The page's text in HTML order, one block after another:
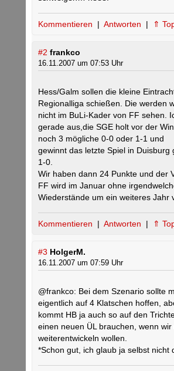
Kommentieren | Antworten | ⇑
#2 frankco
16.11.2007 um 07:53 Uhr
Hess/Galm sollen die kleine
Regionalliga schießen. Die werden
nicht im BuLi-Kader von FF sehen.
gerade aus,die SGE holt vor der
noch 3 mögliche 0-0 oder 1-1 und
gewinnt das letzte Spiel in Duisburg
1-0.
Wir haben dann 24 Punkte und der
FF wird im Januar ohne
Wiederstände um ein weiteres Jahr
Kommentieren | Antworten | ⇑
#3 HolgerM.
16.11.2007 um 07:59 Uhr
@frankco: Bei dem Szenario sollte
eigentlich auf 4 Klatschen hoffen,
kommt HB ja auch so auf den
einen neuen ÜL brauchen, wenn wir
weiterentwickeln wollen.
*Schon gut, ich glaub ja selbst